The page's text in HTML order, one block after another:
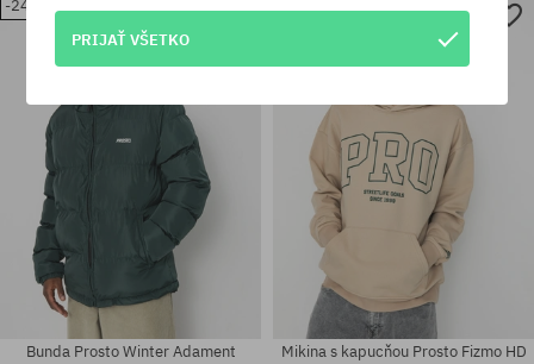
Dostupné veľkosti:
S
-24%
Bunda Prosto Winter Adament Mikina s kapucňou Prosto Fizmo HD
PRIJAŤ VŠETKO